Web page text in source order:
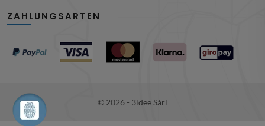
ZAHLUNGSARTEN
© 2026 - 3idee Sàrl